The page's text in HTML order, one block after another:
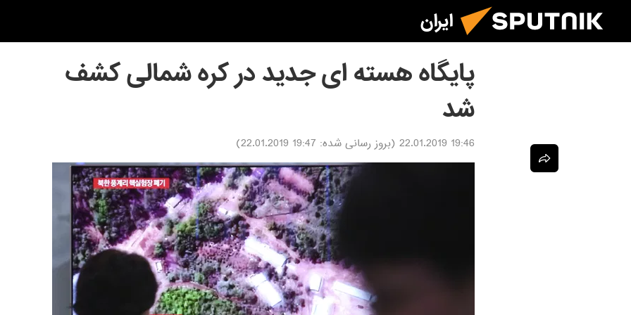
ایران
پایگاه هسته ای جدید در کره شمالی کشف
شد
19:46 22.01.2019 (بروز رسانی شده: 19:47 22.01.2019
)